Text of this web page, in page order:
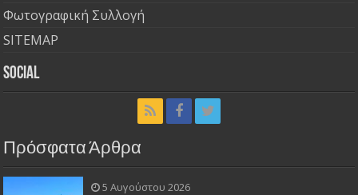
Φωτογραφική Συλλογή
SITEMAP
Social
Πρόσφατα Άρθρα
5 Αυγούστου 2026